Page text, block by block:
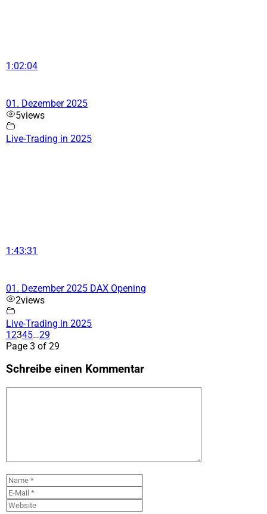
1:02:04
01. Dezember 2025
5views
Live-Trading in 2025
1:43:31
01. Dezember 2025 DAX Opening
2views
Live-Trading in 2025
12345…29
Page 3 of 29
Schreibe einen Kommentar
Name
Mail